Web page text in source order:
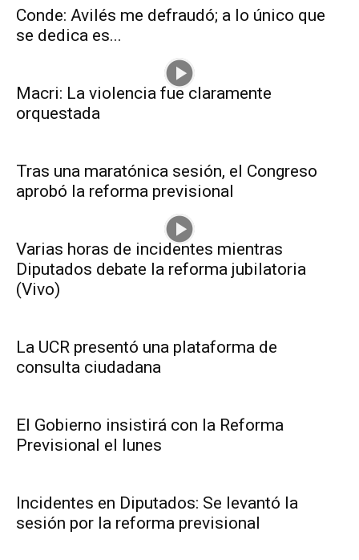
Conde: Avilés me defraudó; a lo único que
se dedica es...
Macri: La violencia fue claramente
orquestada
Tras una maratónica sesión, el Congreso
aprobó la reforma previsional
Varias horas de incidentes mientras
Diputados debate la reforma jubilatoria
(Vivo)
La UCR presentó una plataforma de
consulta ciudadana
El Gobierno insistirá con la Reforma
Previsional el lunes
Incidentes en Diputados: Se levantó la
sesión por la reforma previsional